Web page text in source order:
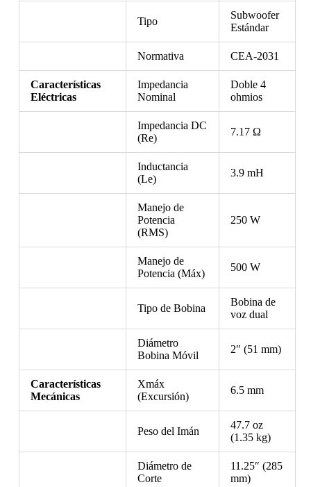
Tipo
Subwoofer
Estándar
Normativa CEA-2031
Características
Eléctricas
Impedancia
Nominal
Doble 4
ohmios
Impedancia DC
(Re)
7.17 Ω
Inductancia
(Le)
3.9 mH
Manejo de
Potencia
(RMS)
250 W
Manejo de
Potencia (Máx)
500 W
Tipo de Bobina
Bobina de
voz dual
Diámetro
Bobina Móvil
2″ (51 mm)
Características
Mecánicas
Xmáx
(Excursión)
6.5 mm
Peso del Imán
47.7 oz
(1.35 kg)
Diámetro de
Corte
11.25″ (285
mm)